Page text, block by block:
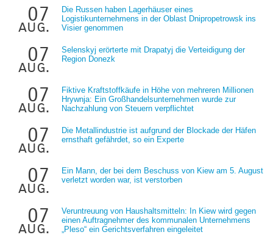
07
aug.
Die Russen haben Lagerhäuser eines
Logistikunternehmens in der Oblast Dnipropetrowsk ins
Visier genommen
07
aug.
Selenskyj erörterte mit Drapatyj die Verteidigung der
Region Donezk
07
aug.
Fiktive Kraftstoffkäufe in Höhe von mehreren Millionen
Hrywnja: Ein Großhandelsunternehmen wurde zur
Nachzahlung von Steuern verpflichtet
07
aug.
Die Metallindustrie ist aufgrund der Blockade der Häfen
ernsthaft gefährdet, so ein Experte
07
aug.
Ein Mann, der bei dem Beschuss von Kiew am 5. August
verletzt worden war, ist verstorben
07
aug.
Veruntreuung von Haushaltsmitteln: In Kiew wird gegen
einen Auftragnehmer des kommunalen Unternehmens
„Pleso“ ein Gerichtsverfahren eingeleitet